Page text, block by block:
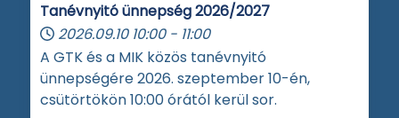
Tanévnyitó ünnepség 2026/2027
2026.09.10 10:00 - 11:00
A GTK és a MIK közös tanévnyitó
ünnepségére 2026. szeptember 10-én,
csütörtökön 10:00 órától kerül sor.